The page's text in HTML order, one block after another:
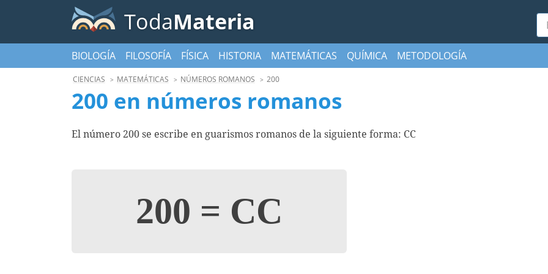
TodaMateria
BIOLOGÍA FILOSOFÍA FÍSICA HISTORIA MATEMÁTICAS QUÍMICA METODOLOGÍA
CIENCIAS MATEMÁTICAS NÚMEROS ROMANOS 200
200 en números romanos
El número 200 se escribe en guarismos romanos de la siguiente forma: CC
200 = CC